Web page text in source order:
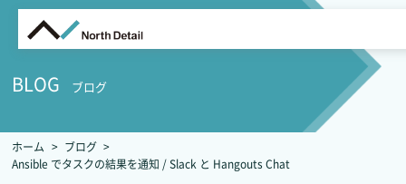
BLOG ブログ
ホーム
ブログ
Ansible でタスクの結果を通知 / Slack と Hangouts Chat